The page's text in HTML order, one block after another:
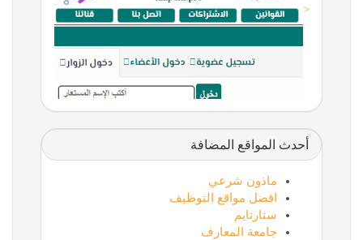
<
أحدث المواقع المضافة
ماذون شرعي
افضل مواقع التوظيف
ستارتايم
جامعة المعارف